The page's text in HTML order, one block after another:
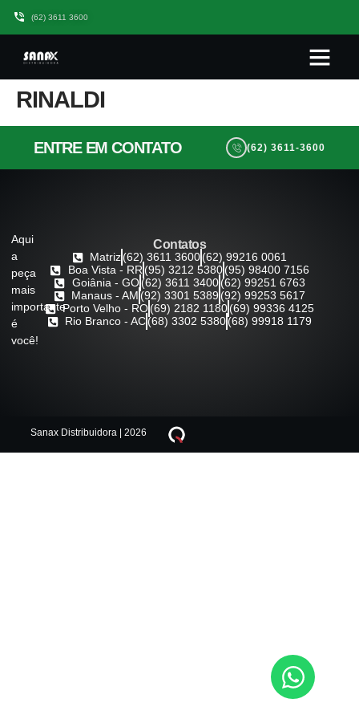
(62) 3611 3600
RINALDI
ENTRE EM CONTATO (62) 3611-3600
Aqui
a
peça
mais
importante
é
você!
Contatos
Matriz(62) 3611 3600(62) 99216 0061
Boa Vista - RR (95) 3212 5380 (95) 98400 7156
Goiânia - GO (62) 3611 3400 (62) 99251 6763
Manaus - AM (92) 3301 5389 (92) 99253 5617
Porto Velho - RO(69) 2182 1180(69) 99336 4125
Rio Branco - AC(68) 3302 5380(68) 99918 1179
Sanax Distribuidora | 2026